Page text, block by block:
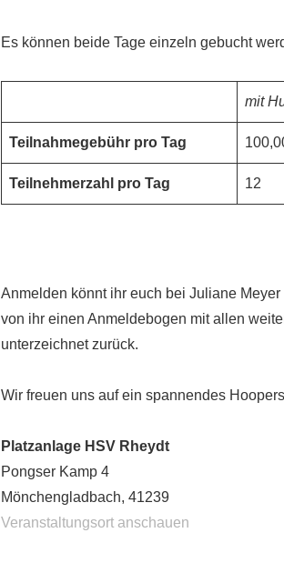
Es können beide Tage einzeln gebucht
mit
Teilnahmegebühr pro Tag
Teilnehmerzahl pro Tag 12
Anmelden könnt ihr euch bei Juliane Meyer
von ihr einen Anmeldebogen mit allen
unterzeichnet zurück.
Wir freuen uns auf ein spannendes
Platzanlage HSV Rheydt
Pongser Kamp 4
Mönchengladbach, 41239
Veranstaltungsort anschauen